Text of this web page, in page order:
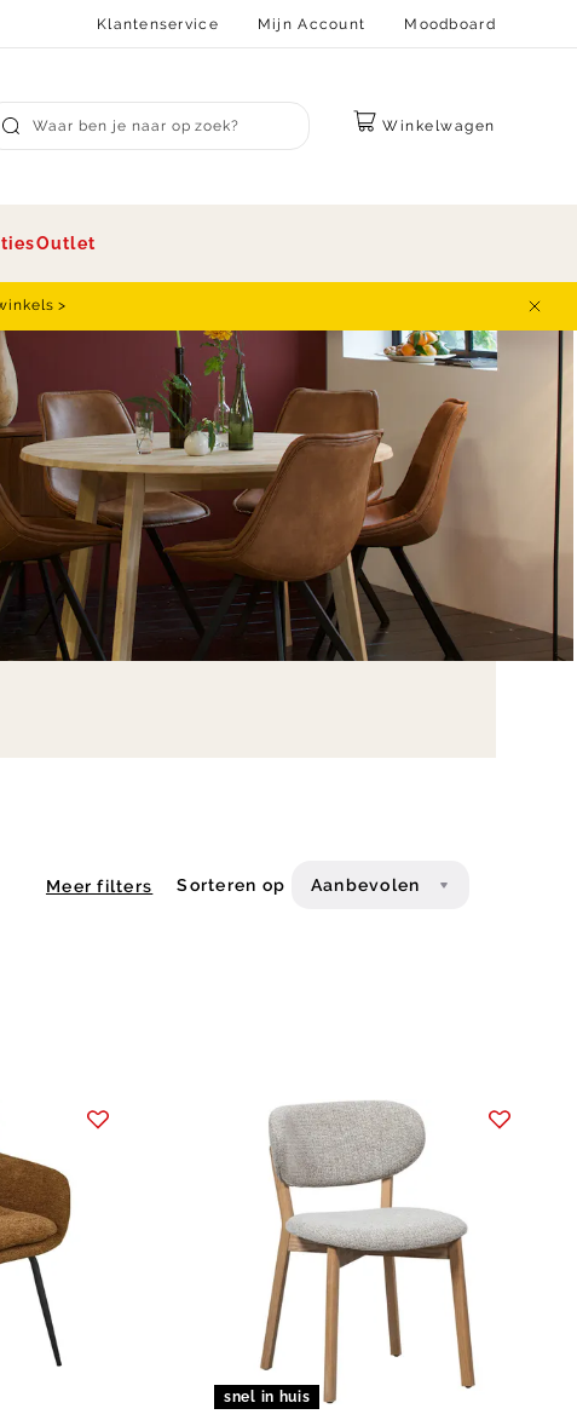
Klantenservice Mijn Account Moodboard
Submit search
Winkelwagen
Outlet
>
Meer filters Sorteren op Aanbevolen
snel in huis